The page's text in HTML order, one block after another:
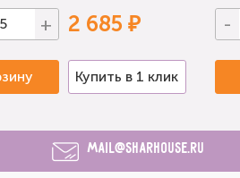
+ 2 685 ₽
Купить в 1 клик
-
mail@sharhouse.ru